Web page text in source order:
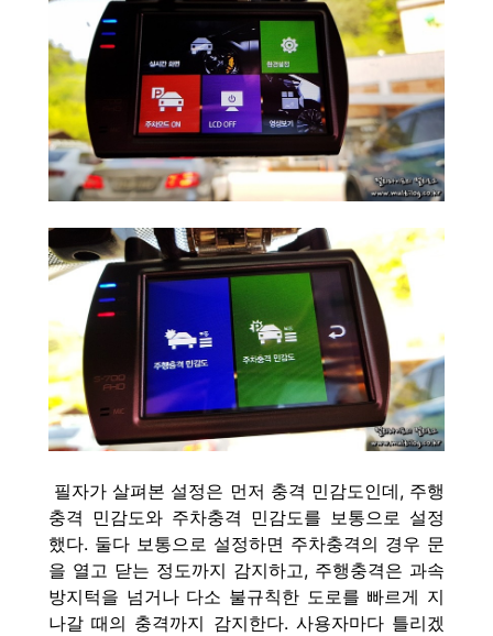
필자가 살펴본 설정은 먼저 충격 민감도인데, 주행
충격 민감도와 주차충격 민감도를 보통으로 설정
했다. 둘다 보통으로 설정하면 주차충격의 경우 문
을 열고 닫는 정도까지 감지하고, 주행충격은 과속
방지턱을 넘거나 다소 불규칙한 도로를 빠르게 지
나갈 때의 충격까지 감지한다. 사용자마다 틀리겠